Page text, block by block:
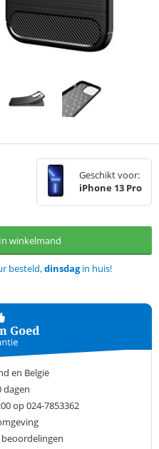
Geschikt voor:
iPhone 13 Pro
In winkelmand
besteld,dinsdagin huis!
en België
dagen
op 024-7853362
beoordelingen